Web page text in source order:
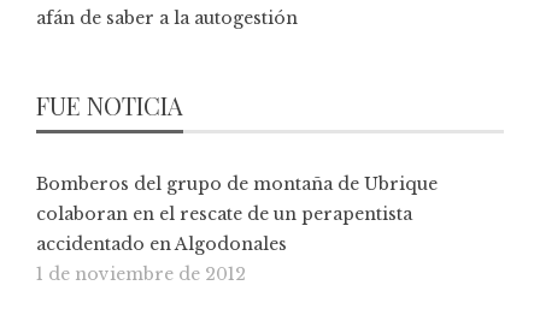
afán de saber a la autogestión
FUE NOTICIA
Bomberos del grupo de montaña de Ubrique
colaboran en el rescate de un perapentista
accidentado en Algodonales
1 de noviembre de 2012